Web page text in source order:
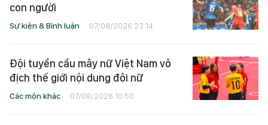
con người
Sự kiện & Bình luận 07/08/2026 23:14
Đội tuyển cầu mây nữ Việt Nam vô
địch thế giới nội dung đôi nữ
Các môn khác 07/08/2026 10:50